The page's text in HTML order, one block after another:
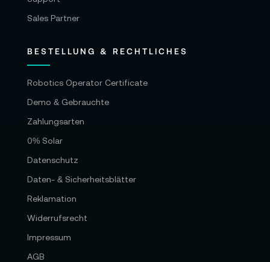
Sales Partner
BESTELLUNG & RECHTLICHES
Robotics Operator Certificate
Demo & Gebrauchte
Zahlungsarten
0% Solar
Datenschutz
Daten- & Sicherheitsblätter
Reklamation
Widerrufsrecht
Impressum
AGB